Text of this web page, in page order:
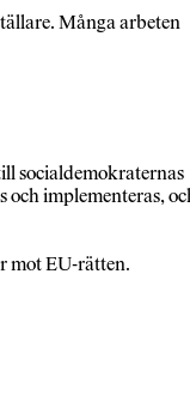
Många arbeten
socialdemokraternas
implementeras,
mot EU-rätten.